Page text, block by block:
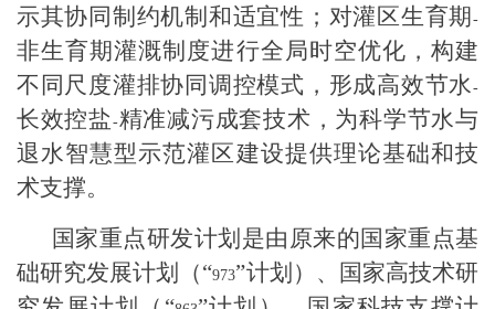
示其协同制约机制和适宜性；对灌区生育期 -
非生育期灌溉制度进行全局时空优化，构建
不同尺度灌排协同调控模式，形成高效节水-
长效控盐 -精准减污成套技术，为科学节水与
退水智慧型示范灌区建设提供理论基础和技
术支撑。
国家重点研发计划是由原来的国家重点基
础研究发展计划（“973”计划）、国家高技术研